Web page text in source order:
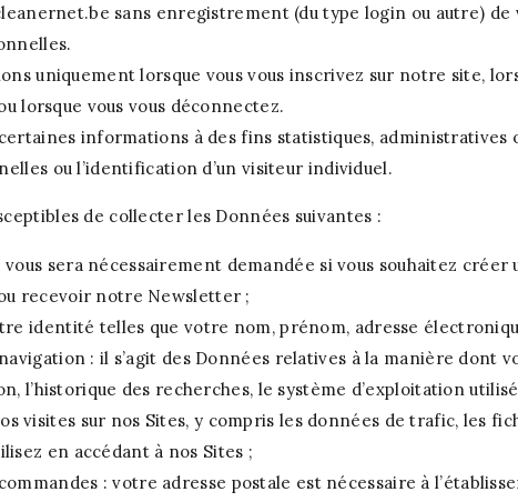
sans enregistrement (du type login ou autre)
uniquement lorsque vous vous inscrivez sur notre site,
lorsque vous vous déconnectez.
informations à des fins statistiques, administratives
ou l’identification d’un visiteur individuel.
de collecter les Données suivantes :
sera nécessairement demandée si vous souhaitez créer
recevoir notre Newsletter ;
identité telles que votre nom, prénom, adresse
: il s’agit des Données relatives à la manière dont
l’historique des recherches, le système d’exploitation
visites sur nos Sites, y compris les données de trafic, les
en accédant à nos Sites ;
: votre adresse postale est nécessaire à